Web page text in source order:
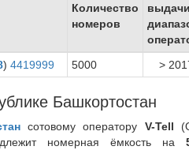
Количество
номеров
) 4419999 5000 >
Башкортостан
сотовому оператору V-Tell
номерная ёмкость на